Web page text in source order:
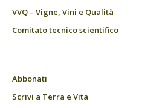
VVQ – Vigne, Vini e Qualità
Comitato tecnico scientifico
Abbonati
Scrivi a Terra e Vita